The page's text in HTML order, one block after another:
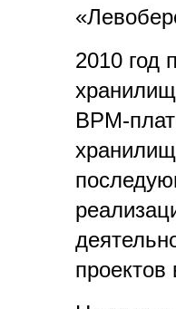
2010 год
ВРМ-
проектов